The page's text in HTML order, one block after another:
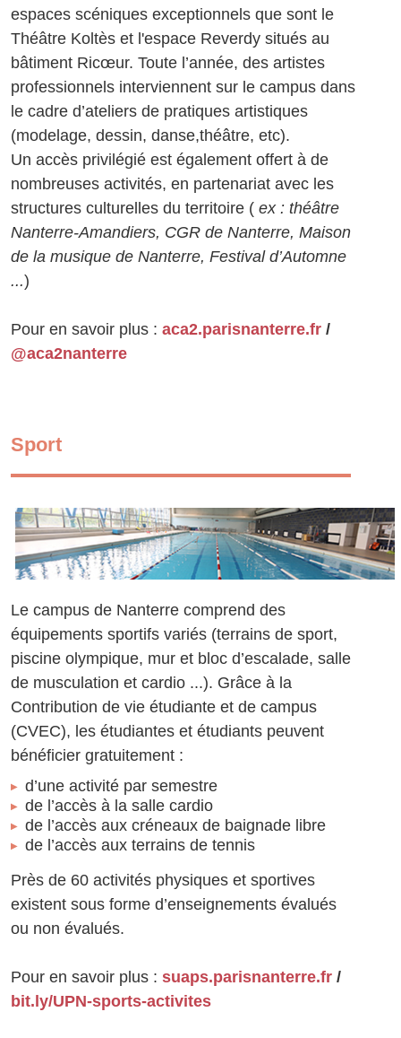
espaces scéniques exceptionnels que sont le
Théâtre Koltès et l'espace Reverdy situés au
bâtiment Ricœur. Toute l’année, des artistes
professionnels interviennent sur le campus dans
le cadre d’ateliers de pratiques artistiques
(modelage, dessin, danse,théâtre, etc).
Un accès privilégié est également offert à de
nombreuses activités, en partenariat avec les
structures culturelles du territoire ( ex : théâtre
Nanterre-Amandiers, CGR de Nanterre, Maison
de la musique de Nanterre, Festival d’Automne
...)
Pour en savoir plus : aca2.parisnanterre.fr /
@aca2nanterre
Sport
Le campus de Nanterre comprend des
équipements sportifs variés (terrains de sport,
piscine olympique, mur et bloc d’escalade, salle
de musculation et cardio ...). Grâce à la
Contribution de vie étudiante et de campus
(CVEC), les étudiantes et étudiants peuvent
bénéficier gratuitement :
d’une activité par semestre
de l’accès à la salle cardio
de l’accès aux créneaux de baignade libre
de l’accès aux terrains de tennis
Près de 60 activités physiques et sportives
existent sous forme d’enseignements évalués
ou non évalués.
Pour en savoir plus : suaps.parisnanterre.fr /
bit.ly/UPN-sports-activites